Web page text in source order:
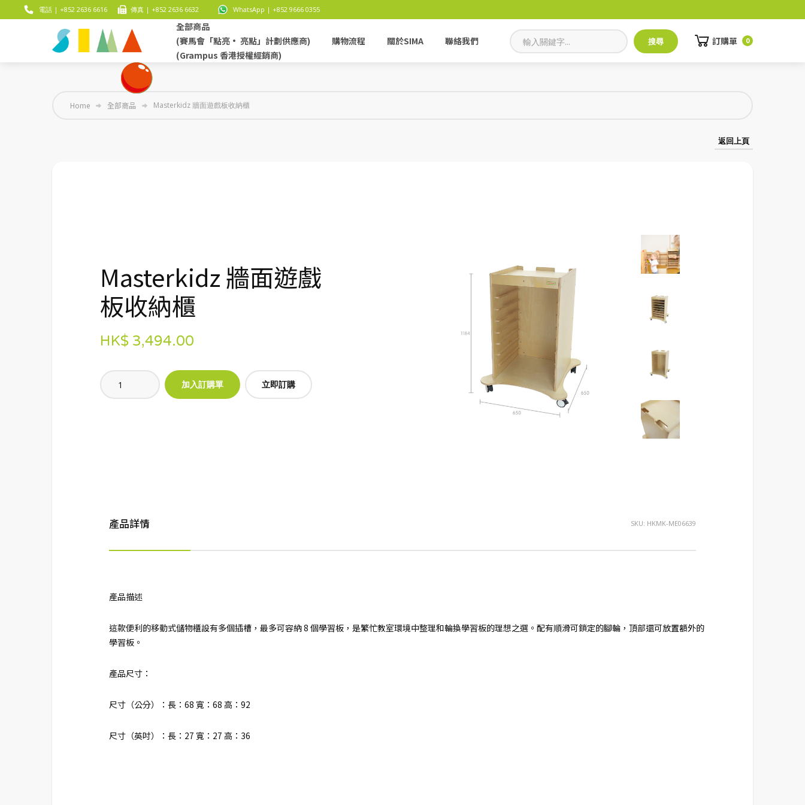
電話 | +852 2636 6616 傳真 | +852 2636 6632 WhatsApp | +852 9666 0355
全部商品
(賽馬會「點亮• 亮點」計劃供應商)
(Grampus 香港授權經銷商)
購物流程 關於SIMA 聯絡我們 訂購單 0
Home 全部商品 Masterkidz 牆面遊戲板收納櫃
返回上頁
Masterkidz 牆面遊戲
板收納櫃
HK$ 3,494.00
立即訂購
產品詳情 SKU: HKMK-ME06639
產品描述
這款便利的移動式儲物櫃設有多個插槽，最多可容納 8 個學習板，是繁忙教室環境中整理和輪換學習板的理想之選。配有順滑可鎖定的腳輪，頂部還可放置額外的
學習板。
產品尺寸：
尺寸（公分）：長：68 寬：68 高：92
尺寸（英吋）：長：27 寬：27 高：36